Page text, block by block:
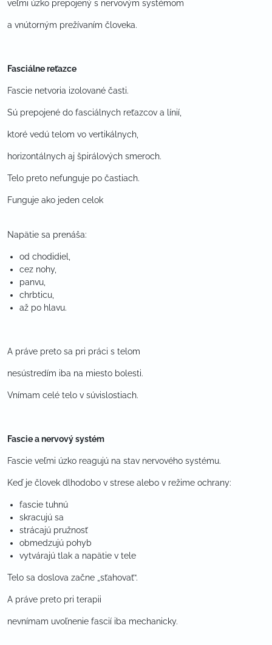
veľmi úzko prepojený s nervovým systémom
a vnútorným prežívaním človeka.
Fasciálne reťazce
Fascie netvoria izolované časti.
Sú prepojené do fasciálnych reťazcov a línií,
ktoré vedú telom vo vertikálnych,
horizontálnych aj špirálových smeroch.
Telo preto nefunguje po častiach.
Funguje ako jeden celok
Napätie sa prenáša:
od chodidiel,
cez nohy,
panvu,
chrbticu,
až po hlavu.
A práve preto sa pri práci s telom
nesústredím iba na miesto bolesti.
Vnímam celé telo v súvislostiach.
Fascie a nervový systém
Fascie veľmi úzko reagujú na stav nervového systému.
Keď je človek dlhodobo v strese alebo v režime ochrany:
fascie tuhnú
skracujú sa
strácajú pružnosť
obmedzujú pohyb
vytvárajú tlak a napätie v tele
Telo sa doslova začne „sťahovať“.
A práve preto pri terapii
nevnímam uvoľnenie fascií iba mechanicky.